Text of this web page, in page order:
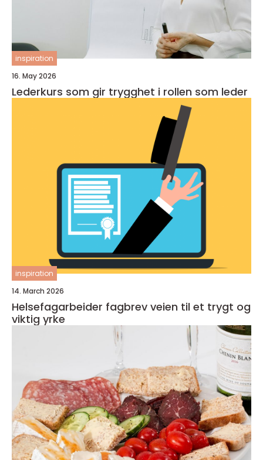
inspiration
16. May 2026
Lederkurs som gir trygghet i rollen som leder
inspiration
14. March 2026
Helsefagarbeider fagbrev veien til et trygt og
viktig yrke